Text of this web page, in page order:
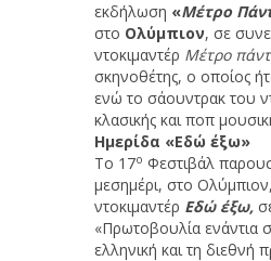
εκδήλωση «Μέτρο
στο Ολύμπιον, σε
ντοκιμαντέρ Μέτρο
σκηνοθέτης, ο οποίος
ενώ το σάουντρακ του
κλασικής και ποπ
Ημερίδα «Εδώ έξω»
Το 17ο Φεστιβάλ
μεσημέρι, στο
ντοκιμαντέρ Εδώ έξω,
«Πρωτοβουλία ενάντια
ελληνική και τη διεθνή